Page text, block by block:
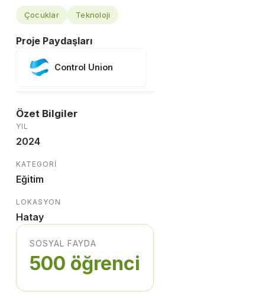
Çocuklar Teknoloji
Proje Paydaşları
Control Union
Özet Bilgiler
YIL
2024
KATEGORI
Eğitim
LOKASYON
Hatay
SOSYAL FAYDA
500 öğrenci